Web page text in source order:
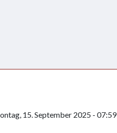
15. September 2025 - 07:59